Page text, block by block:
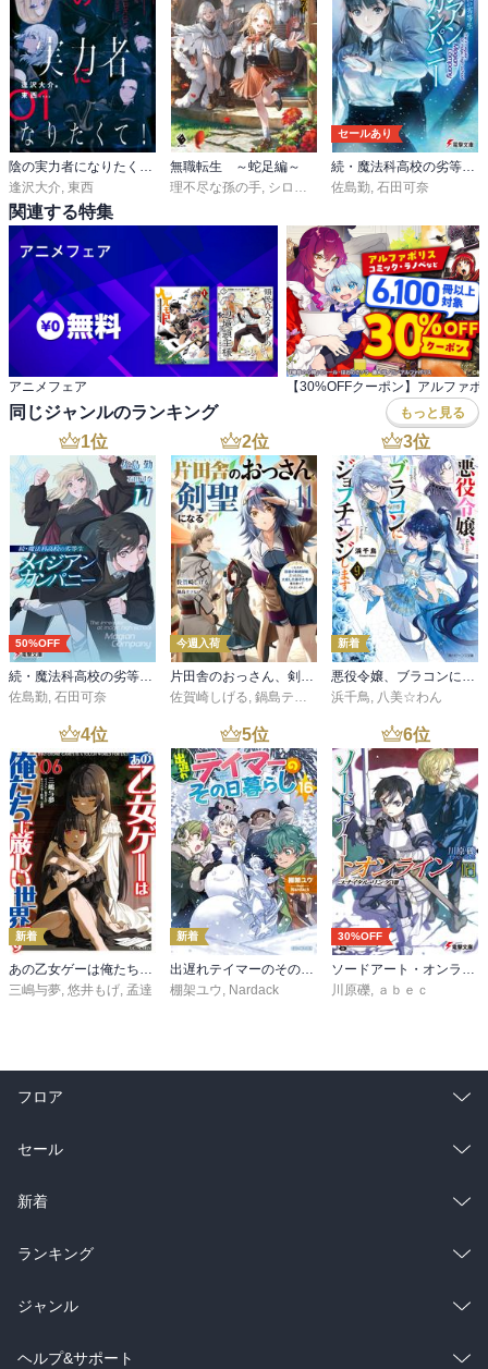
逢沢大介 東西
無職転生 ～蛇足編～
理不尽な孫の手 シロタカ
セールあり
佐島勤 石田可奈
関連する特集
アニメフェア
同じジャンルのランキング もっと見る
1位
50%OFF
続・魔法科高校の劣等生 メイジアン・カンパニー(11)
佐島勤, 石田可奈
2位
今週入荷
片田舎のおっさん、剣聖になる 11 ～ただの田舎の剣術師範だったのに、大成した弟子たちが俺を放ってくれない件～
佐賀崎しげる, 鍋島テツヒロ
3位
新着
悪役令嬢、ブラコンにジョブチェンジします９【電子特典付き】
浜千鳥, 八美☆わん
4位
新着
あの乙女ゲーは俺たちに厳しい世界です 6
三嶋与夢, 悠井もげ, 孟達
5位
新着
出遅れテイマーのその日暮らし 16
棚架ユウ, Nardack
6位
30%OFF
ソードアート・オンライン29 ユナイタル・リングVIII
川原礫, ａｂｅｃ
フロア
総合
ラノベ
雑誌・グラビア
BL・TL
セール
総合
ラノベ
雑誌・グラビア
BL・TL
新着
総合
ラノベ
雑誌・グラビア
ランキング
総合
ラノベ
ジャンル
コミック
ヘルプ&サポート